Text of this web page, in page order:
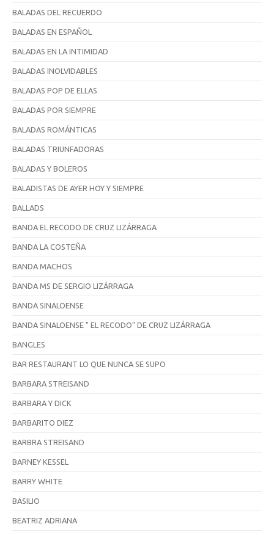
BALADAS DEL RECUERDO
BALADAS EN ESPAÑOL
BALADAS EN LA INTIMIDAD
BALADAS INOLVIDABLES
BALADAS POP DE ELLAS
BALADAS POR SIEMPRE
BALADAS ROMÁNTICAS
BALADAS TRIUNFADORAS
BALADAS Y BOLEROS
BALADISTAS DE AYER HOY Y SIEMPRE
BALLADS
BANDA EL RECODO DE CRUZ LIZÁRRAGA
BANDA LA COSTEÑA
BANDA MACHOS
BANDA MS DE SERGIO LIZÁRRAGA
BANDA SINALOENSE
BANDA SINALOENSE " EL RECODO" DE CRUZ LIZÁRRAGA
BANGLES
BAR RESTAURANT LO QUE NUNCA SE SUPO
BARBARA STREISAND
BARBARA Y DICK
BARBARITO DIEZ
BARBRA STREISAND
BARNEY KESSEL
BARRY WHITE
BASILIO
BEATRIZ ADRIANA